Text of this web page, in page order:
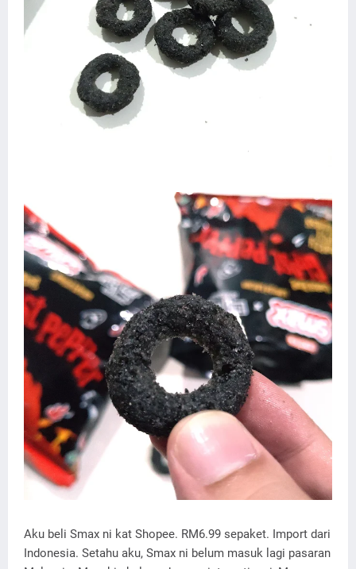
Aku beli Smax ni kat Shopee. RM6.99 sepaket. Import dari
Indonesia. Setahu aku, Smax ni belum masuk lagi pasaran